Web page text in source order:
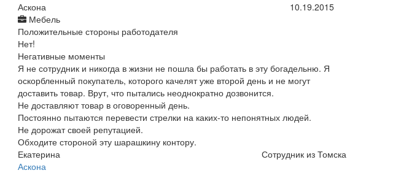
Аскона
Мебель
10.19.2015
Положительные стороны работодателя
Нет!
Негативные моменты
Я не сотрудник и никогда в жизни не пошла бы работать в эту богадельню. Я
оскорбленный покупатель, которого качелят уже второй день и не могут
доставить товар. Врут, что пытались неоднократно дозвонится.
Не доставляют товар в оговоренный день.
Постоянно пытаются перевести стрелки на каких-то непонятных людей.
Не дорожат своей репутацией.
Обходите стороной эту шарашкину контору.
Екатерина
Сотрудник из Томска
Аскона